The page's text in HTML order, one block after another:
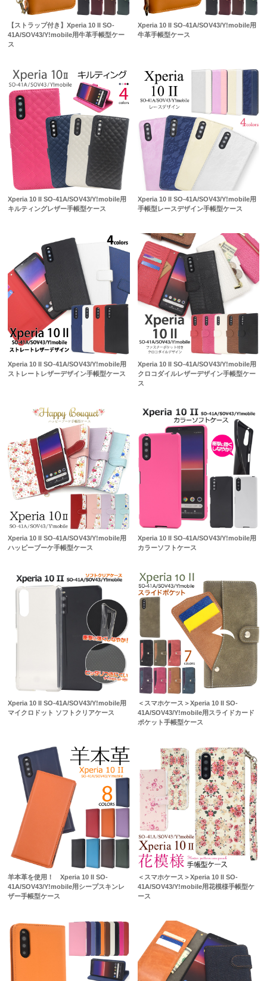
【ストラップ付き】Xperia 10 II SO-
41A/SOV43/Y!mobile用牛革手帳型ケー
ス
Xperia 10 II SO-41A/SOV43/Y!mobile用
牛革手帳型ケース
Xperia 10 II SO-41A/SOV43/Y!mobile用
キルティングレザー手帳型ケース
Xperia 10 II SO-41A/SOV43/Y!mobile用
手帳型レースデザイン手帳型ケース
Xperia 10 II SO-41A/SOV43/Y!mobile用
ストレートレザーデザイン手帳型ケース
Xperia 10 II SO-41A/SOV43/Y!mobile用
クロコダイルレザーデザイン手帳型ケー
ス
Xperia 10 II SO-41A/SOV43/Y!mobile用
ハッピーブーケ手帳型ケース
Xperia 10 II SO-41A/SOV43/Y!mobile用
カラーソフトケース
Xperia 10 II SO-41A/SOV43/Y!mobile用
マイクロドット ソフトクリアケース
＜スマホケース＞Xperia 10 II SO-
41A/SOV43/Y!mobile用スライドカード
ポケット手帳型ケース
羊本革を使用！ Xperia 10 II SO-
41A/SOV43/Y!mobile用シープスキンレ
ザー手帳型ケース
＜スマホケース＞Xperia 10 II SO-
41A/SOV43/Y!mobile用花模様手帳型ケ
ース